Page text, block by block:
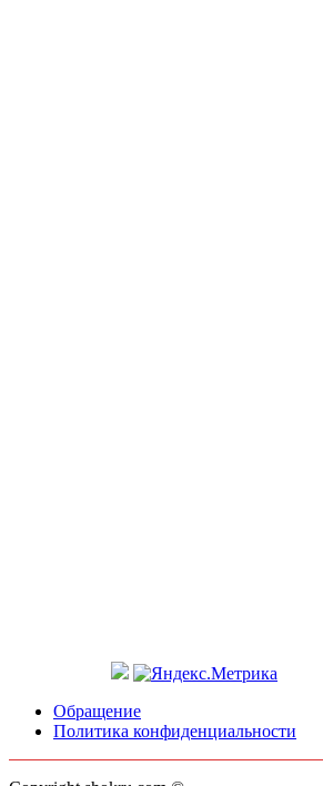
Обращение
Политика конфиденциальности